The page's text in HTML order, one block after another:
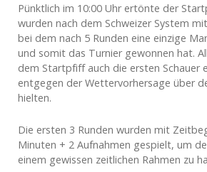
Pünktlich im 10:00 Uhr ertönte der
wurden nach dem Schweizer System
bei dem nach 5 Runden eine einzige
und somit das Turnier gewonnen hat.
dem Startpfiff auch die ersten Schauer
entgegen der Wettervorhersage über
hielten.
Die ersten 3 Runden wurden mit
Minuten + 2 Aufnahmen gespielt, um
einem gewissen zeitlichen Rahmen zu